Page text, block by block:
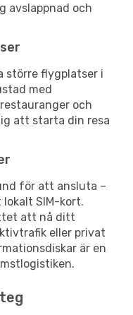
avslappnad och
större flygplatser i
med
och
att starta din resa
för att ansluta –
SIM-kort.
att nå ditt
eller privat
är en